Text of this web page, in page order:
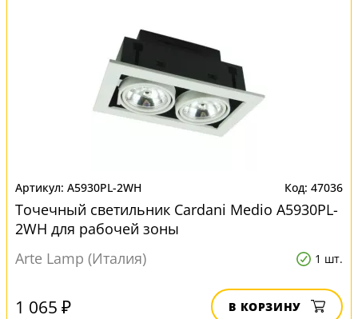
A5930PL-2WH 47036
Точечный светильник Cardani Medio A5930PL-
2WH для рабочей зоны
Arte Lamp (Италия)
1 шт.
1 065 ₽ В КОРЗИНУ